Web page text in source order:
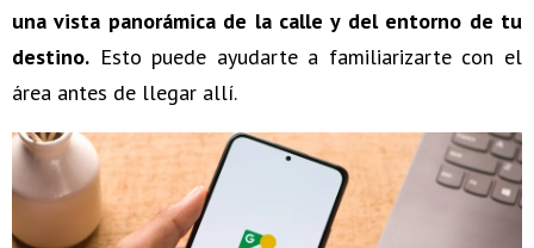
una vista panorámica de la calle y del entorno de tu
destino. Esto puede ayudarte a familiarizarte con el
área antes de llegar allí.